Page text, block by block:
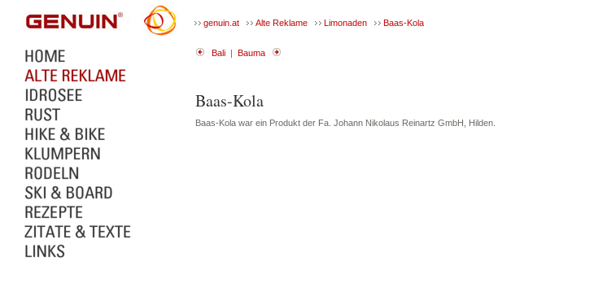
genuin.at Alte Reklame Limonaden Baas-Kola
Bali | Bauma
Baas-Kola
Baas-Kola war ein Produkt der Fa. Johann Nikolaus Reinartz GmbH, Hilden.